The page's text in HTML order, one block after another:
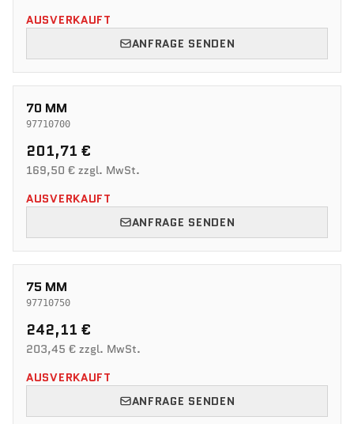
AUSVERKAUFT
ANFRAGE SENDEN
70 MM
97710700
201,71 €
169,50 € zzgl. MwSt.
AUSVERKAUFT
ANFRAGE SENDEN
75 MM
97710750
242,11 €
203,45 € zzgl. MwSt.
AUSVERKAUFT
ANFRAGE SENDEN